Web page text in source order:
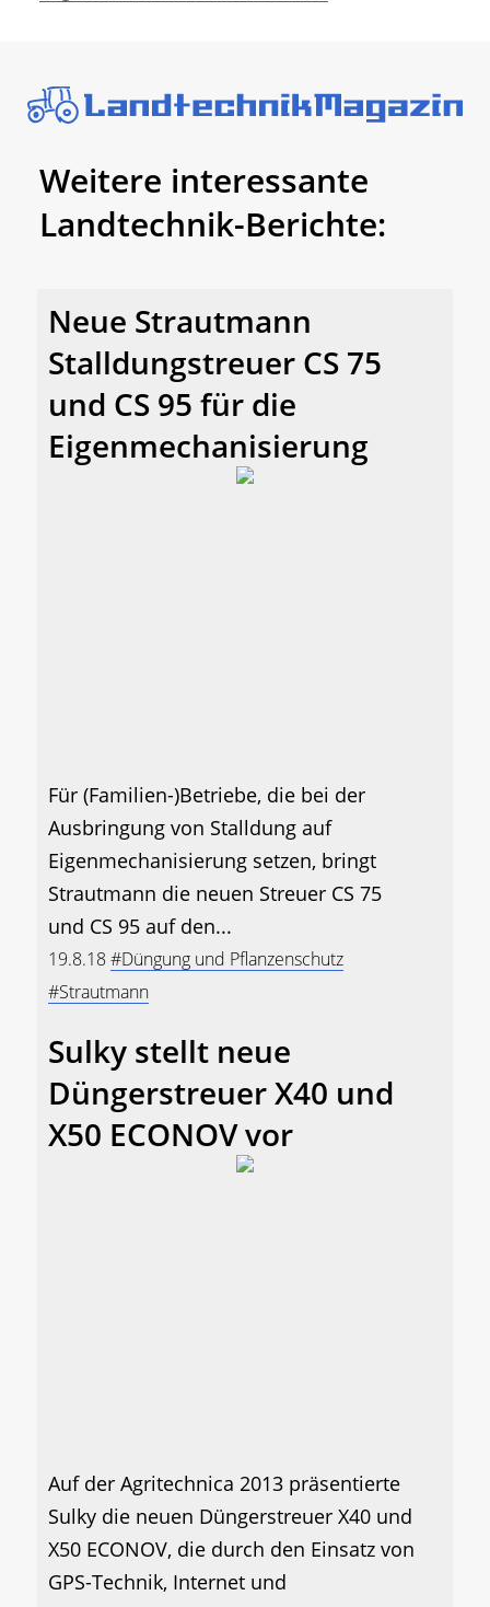
Weitere interessante
Landtechnik-Berichte:
Neue Strautmann
Stalldungstreuer CS 75
und CS 95 für die
Eigenmechanisierung
Für (Familien-)Betriebe, die bei der
Ausbringung von Stalldung auf
Eigenmechanisierung setzen, bringt
Strautmann die neuen Streuer CS 75
und CS 95 auf den...
19.8.18#Düngung und Pflanzenschutz
#Strautmann
Sulky stellt neue
Düngerstreuer X40 und
X50 ECONOV vor
Auf der Agritechnica 2013 präsentierte
Sulky die neuen Düngerstreuer X40 und
X50 ECONOV, die durch den Einsatz von
GPS-Technik, Internet und